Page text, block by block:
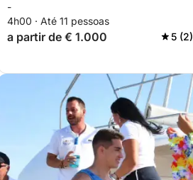
Torrevieja
-
4h00 · Até 11 pessoas
a partir de € 1.000 5 (2)